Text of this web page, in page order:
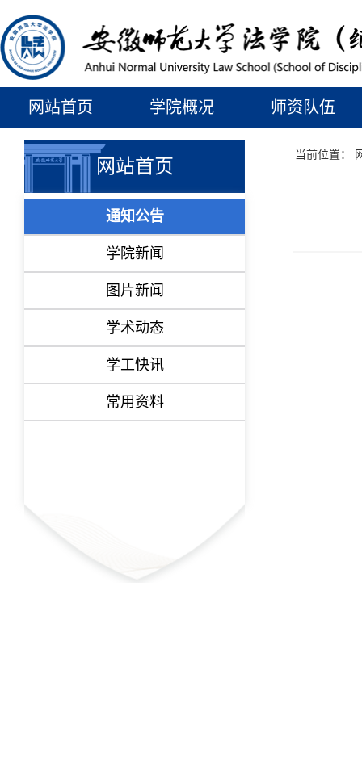
网站首页 学院概况 师资队伍
网站首页
通知公告
学院新闻
图片新闻
学术动态
学工快讯
常用资料
当前位置：